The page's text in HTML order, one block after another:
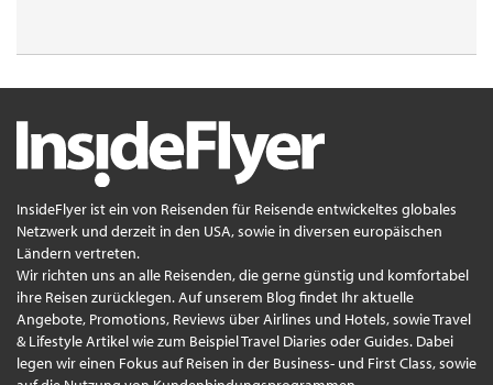
InsideFlyer ist ein von Reisenden für Reisende entwickeltes globales
Netzwerk und derzeit in den USA, sowie in diversen europäischen
Ländern vertreten.
Wir richten uns an alle Reisenden, die gerne günstig und komfortabel
ihre Reisen zurücklegen. Auf unserem Blog findet Ihr aktuelle
Angebote, Promotions, Reviews über Airlines und Hotels, sowie Travel
& Lifestyle Artikel wie zum Beispiel Travel Diaries oder Guides. Dabei
legen wir einen Fokus auf Reisen in der Business- und First Class, sowie